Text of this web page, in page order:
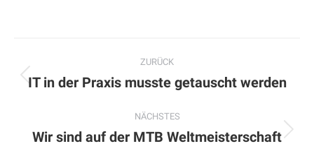
Kommentarnavigation
ZURÜCK
Vorheriger
IT in der Praxis musste getauscht werden
NÄCHSTES
Nächster
Wir sind auf der MTB Weltmeisterschaft